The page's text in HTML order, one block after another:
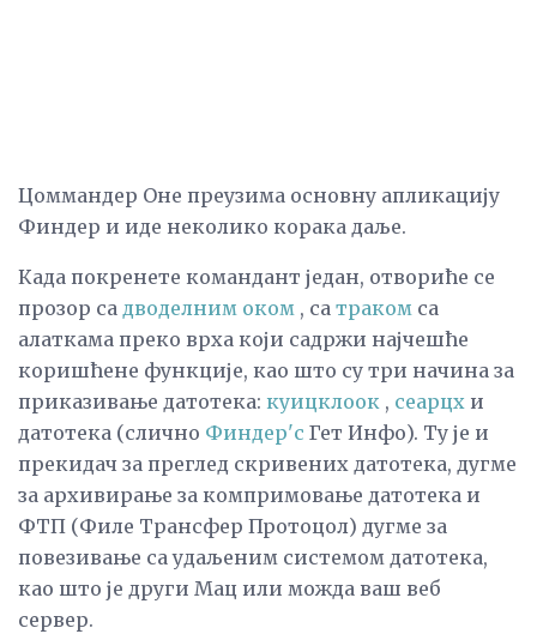
Цоммандер Оне преузима основну апликацију
Финдер и иде неколико корака даље.
Када покренете командант један, отвориће се
прозор са дводелним оком , са траком са
алаткама преко врха који садржи најчешће
коришћене функције, као што су три начина за
приказивање датотека: куицклоок , сеарцх и
датотека (слично Финдер'с Гет Инфо). Ту је и
прекидач за преглед скривених датотека, дугме
за архивирање за компримовање датотека и
ФТП (Филе Трансфер Протоцол) дугме за
повезивање са удаљеним системом датотека,
као што је други Мац или можда ваш веб
сервер.